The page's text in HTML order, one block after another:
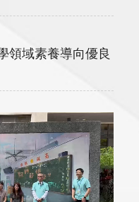
領域素養導向優良